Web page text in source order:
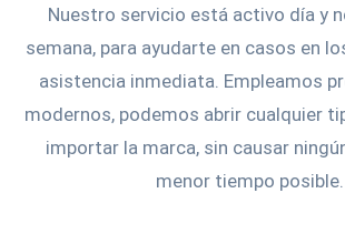
Nuestro servicio está activo día y
semana, para ayudarte en casos en
asistencia inmediata. Empleamos
modernos, podemos abrir cualquier
importar la marca, sin causar
menor tiempo posible.